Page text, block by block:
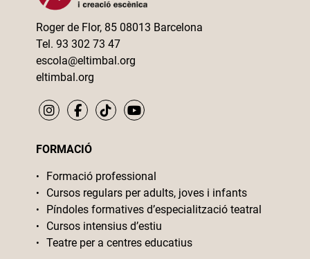
Roger de Flor, 85 08013 Barcelona
Tel. 93 302 73 47
escola@eltimbal.org
eltimbal.org
FORMACIÓ
Formació professional
Cursos regulars per adults, joves i infants
Píndoles formatives d’especialització teatral
Cursos intensius d’estiu
Teatre per a centres educatius